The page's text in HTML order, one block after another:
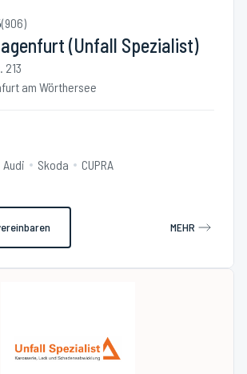
(906)
(Unfall Spezialist)
213
am Wörthersee
Audi Skoda CUPRA
MEHR